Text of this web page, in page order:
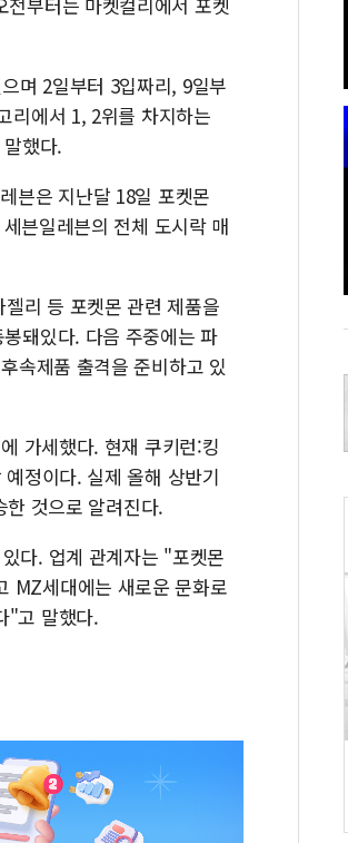
며 2일부터 3입짜리, 9일부
리에서 1, 2위를 차지하는
했다.
븐은 지난달 18일 포켓몬
븐일레븐의 전체 도시락 매
리 등 포켓몬 관련 제품을
돼있다. 다음 주중에는 파
속제품 출격을 준비하고 있
가세했다. 현재 쿠키런:킹
정이다. 실제 올해 상반기
것으로 알려진다.
다. 업계 관계자는 "포켓몬
MZ세대에는 새로운 문화로
"고 말했다.